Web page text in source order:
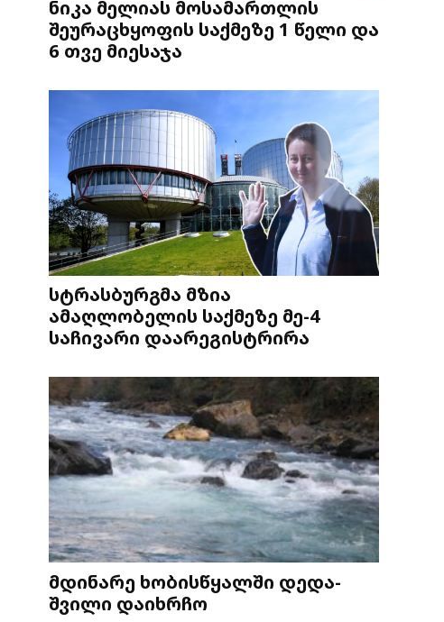
ნიკა მელიას მოსამართლის
შეურაცხყოფის საქმეზე 1 წელი და
6 თვე მიესაჯა
სტრასბურგმა მზია
ამაღლობელის საქმეზე მე-4
საჩივარი დაარეგისტრირა
მდინარე ხობისწყალში დედა-
შვილი დაიხრჩო